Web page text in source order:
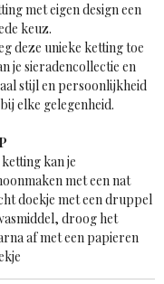
met eigen design een
keuz.
deze unieke ketting toe
je sieradencollectie en
stijl en persoonlijkheid
elke gelegenheid.
kan je
met een nat
doekje met een druppel
droog het
af met een papieren